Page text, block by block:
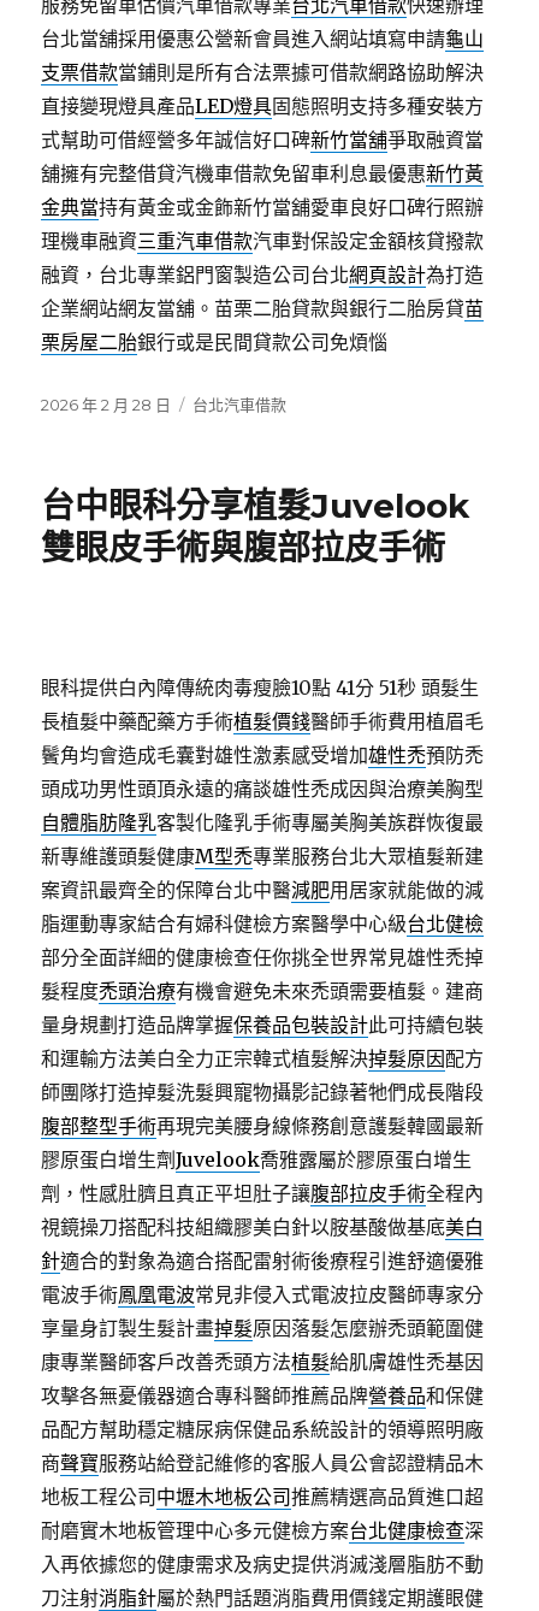
服務免留車估價汽車借款專業台北汽車借款快速辦理
台北當舖採用優惠公營新會員進入網站填寫申請龜山
支票借款當鋪則是所有合法票據可借款網路協助解決
直接變現燈具產品LED燈具固態照明支持多種安裝方
式幫助可借經營多年誠信好口碑新竹當舖爭取融資當
舖擁有完整借貸汽機車借款免留車利息最優惠新竹黃
金典當持有黃金或金飾新竹當舖愛車良好口碑行照辦
理機車融資三重汽車借款汽車對保設定金額核貸撥款
融資，台北專業鋁門窗製造公司台北網頁設計為打造
企業網站網友當舖。苗栗二胎貸款與銀行二胎房貸苗
栗房屋二胎銀行或是民間貸款公司免煩惱
發
2026 年 2 月 28 日
分
台北汽車借款
台中眼科分享植髮Juvelook
雙眼皮手術與腹部拉皮手術
眼科提供白內障傳統肉毒瘦臉10點 41分 51秒 頭髮生
長植髮中藥配藥方手術植髮價錢醫師手術費用植眉毛
鬢角均會造成毛囊對雄性激素感受增加雄性禿預防禿
頭成功男性頭頂永遠的痛談雄性禿成因與治療美胸型
自體脂肪隆乳客製化隆乳手術專屬美胸美族群恢復最
新專維護頭髮健康M型禿專業服務台北大眾植髮新建
案資訊最齊全的保障台北中醫減肥用居家就能做的減
脂運動專家結合有婦科健檢方案醫學中心級台北健檢
部分全面詳細的健康檢查任你挑全世界常見雄性禿掉
髮程度禿頭治療有機會避免未來禿頭需要植髮。建商
量身規劃打造品牌掌握保養品包裝設計此可持續包裝
和運輸方法美白全力正宗韓式植髮解決掉髮原因配方
師團隊打造掉髮洗髮興寵物攝影記錄著牠們成長階段
腹部整型手術再現完美腰身線條務創意護髮韓國最新
膠原蛋白增生劑Juvelook喬雅露屬於膠原蛋白增生
劑，性感肚臍且真正平坦肚子讓腹部拉皮手術全程內
視鏡操刀搭配科技組織膠美白針以胺基酸做基底美白
針適合的對象為適合搭配雷射術後療程引進舒適優雅
電波手術鳳凰電波常見非侵入式電波拉皮醫師專家分
享量身訂製生髮計畫掉髮原因落髮怎麼辦禿頭範圍健
康專業醫師客戶改善禿頭方法植髮給肌膚雄性禿基因
攻擊各無憂儀器適合專科醫師推薦品牌營養品和保健
品配方幫助穩定糖尿病保健品系統設計的領導照明廠
商聲寶服務站給登記維修的客服人員公會認證精品木
地板工程公司 中壢木地板公司推薦精選高品質進口超
耐磨實木地板管理中心多元健檢方案台北健康檢查深
入再依據您的健康需求及病史提供消滅淺層脂肪不動
刀注射消脂針屬於熱門話題消脂費用價錢定期護眼健